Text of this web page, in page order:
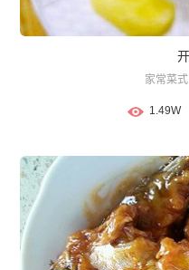
家常菜式
1.49W